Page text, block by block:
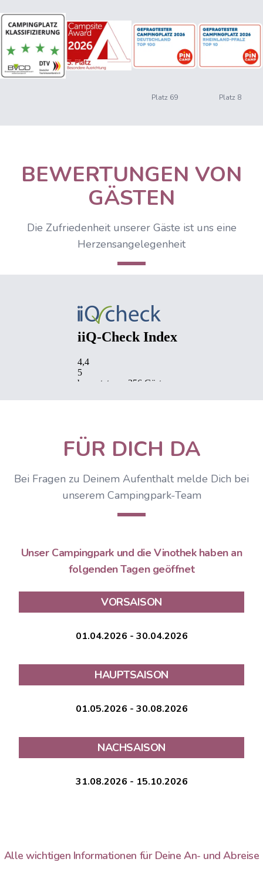
Platz 69 Platz 8
BEWERTUNGEN VON
GÄSTEN
Die Zufriedenheit unserer Gäste ist uns eine
Herzensangelegenheit
FÜR DICH DA
Bei Fragen zu Deinem Aufenthalt melde Dich bei
unserem Campingpark-Team
Unser Campingpark und die Vinothek haben an
folgenden Tagen geöffnet
VORSAISON
01.04.2026 - 30.04.2026
HAUPTSAISON
01.05.2026 - 30.08.2026
NACHSAISON
31.08.2026 - 15.10.2026
Alle wichtigen Informationen für Deine An- und Abreise